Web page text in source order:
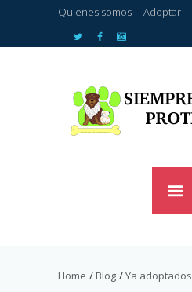
Quienes somos Adoptar
Home Blog Ya adoptados